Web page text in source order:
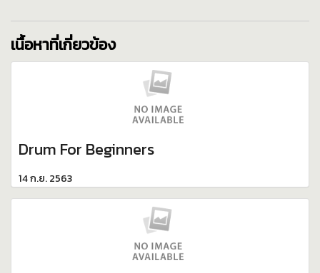
เนื้อหาที่เกี่ยวข้อง
Drum For Beginners
14 ก.ย. 2563